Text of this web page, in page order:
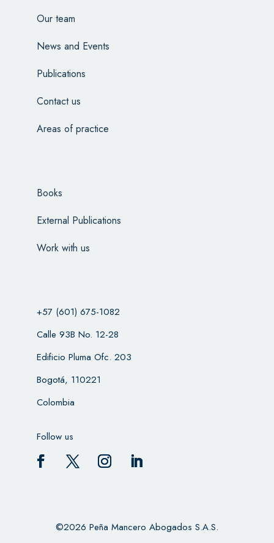
Our team
News and Events
Publications
Contact us
Areas of practice
Books
External Publications
Work with us
+57 (601) 675-1082
Calle 93B No. 12-28
Edificio Pluma Ofc. 203
Bogotá, 110221
Colombia
Follow us
©2026 Peña Mancero Abogados S.A.S.